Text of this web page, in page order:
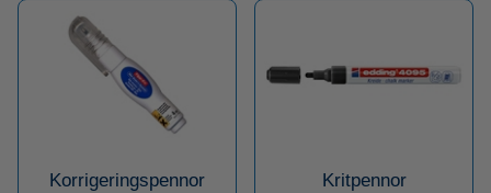
Korrigeringspennor Kritpennor